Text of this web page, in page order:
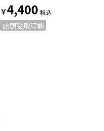
￥4,400
店頭受取可能